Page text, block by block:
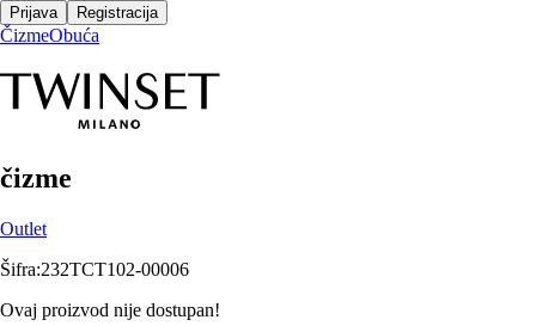
Prijava Registracija
ČizmeObuća
čizme
Outlet
Šifra:232TCT102-00006
Ovaj proizvod nije dostupan!